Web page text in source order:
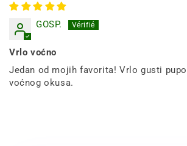
GOSP.
Vrlo voćno
Jedan od mojih favorita! Vrlo gusti
voćnog okusa.